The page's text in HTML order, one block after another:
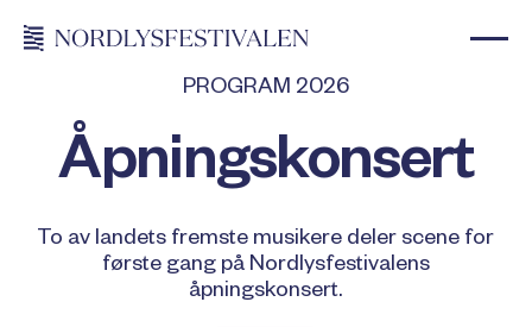
PROGRAM 2026
Åpningskonsert
To av landets fremste musikere deler scene for
første gang på Nordlysfestivalens
åpningskonsert.